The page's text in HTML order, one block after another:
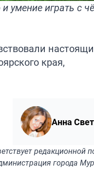
умение играть с
края,
Анна
редакционной
города